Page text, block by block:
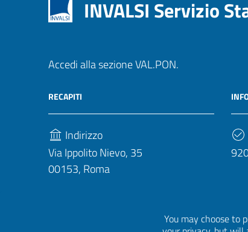
You may choose to
INVALSI Servizio
Accedi alla sezione VAL.PON.
RECAPITI
Indirizzo
Via Ippolito Nievo, 35
00153, Roma